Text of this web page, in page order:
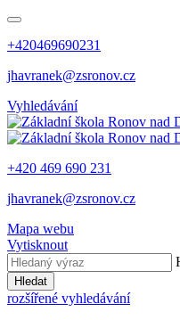
+420469690231
jhavranek@zsronov.cz
Vyhledávání
+420 469 690 231
jhavranek@zsronov.cz
Mapa webu
Vytisknout
Hledat
rozšířené vyhledávání